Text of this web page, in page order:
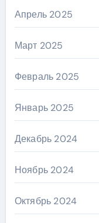
Апрель 2025
Март 2025
Февраль 2025
Январь 2025
Декабрь 2024
Ноябрь 2024
Октябрь 2024